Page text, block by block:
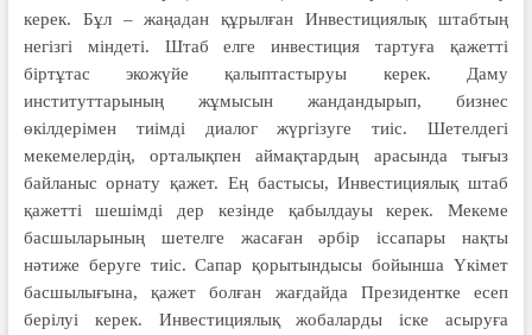
керек. Бұл – жаңадан құрылған Инвес­тициялық штабтың
негізгі міндеті. Штаб елге инвестиция тартуға қажетті
біртұтас экожүйе қалыптастыруы керек. Даму
институттарының жұмысын жандандырып, бизнес
өкілдерімен тиімді диалог жүргізуге тиіс. Шетелдегі
мекемелердің, орталықпен аймақтардың арасында тығыз
байланыс орнату қажет. Ең бастысы, Инвестициялық штаб
қажетті шешімді дер кезінде қабылдауы керек. Мекеме
басшыларының шетелге жасаған әрбір іссапары нақты
нәтиже беруге тиіс. Сапар қорытындысы бойынша Үкімет
басшылығына, қажет болған жағдайда Президентке есеп
берілуі керек. Инвестициялық жобаларды іске асыруға